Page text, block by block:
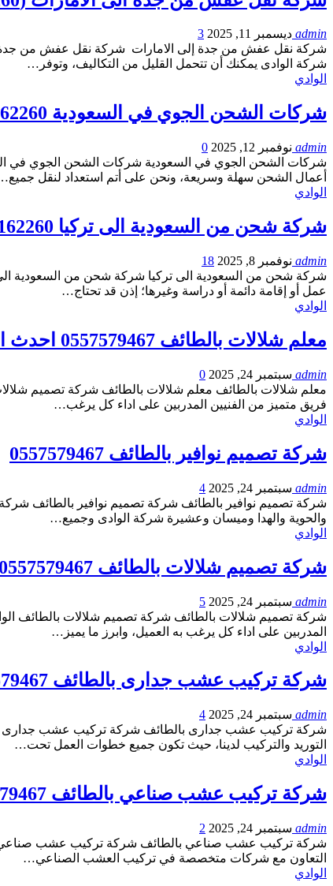
admin ديسمبر 11, 2025
3
شركة نقل عفش من جدة إلى الامارات شركة نقل عفش من جدة
شركة الوادى يمكنك أن تتحمل القليل من التكاليف، وتوفر…
الوادي
شركات الشحن الجوي في السعودية 0561162260
admin نوفمبر 12, 2025
0
شركات الشحن الجوي في السعودية شركات الشحن الجوي في
أعمال الشحن سهلة وسريعة، ونحن على أتم استعداد لنقل
الوادي
شركة شحن من السعودية الى تركيا 0561162260
admin نوفمبر 8, 2025
18
شركة شحن من السعودية الى تركيا شركة شحن من السعودية الى
عمل أو إقامة دائمة أو دراسة وغيرها؛ إذن قد تحتاج…
الوادي
معلم شلالات بالطائف 0557579467 احدث التصميمات
admin سبتمبر 24, 2025
0
معلم شلالات بالطائف معلم شلالات بالطائف شركة تصميم
فريق متميز من الفنيين المدربين على اداء كل يرغب…
الوادي
شركة تصميم نوافير بالطائف 0557579467
admin سبتمبر 24, 2025
4
شركة تصميم نوافير بالطائف شركة تصميم نوافير بالطائف
والحوية والهدا وميسان وعشيرة شركة الوادى وجميع…
الوادي
شركة تصميم شلالات بالطائف 0557579467
admin سبتمبر 24, 2025
5
شركة تصميم شلالات بالطائف شركة تصميم شلالات بالطائف
المدربين على اداء كل يرغب به العميل، وابرز ما يميز…
الوادي
شركة تركيب عشب جدارى بالطائف 0557579467
admin سبتمبر 24, 2025
4
شركة تركيب عشب جدارى بالطائف شركة تركيب عشب جدارى
التوريد والتركيب لدينا، حيث تكون جميع خطوات العمل تحت…
الوادي
شركة تركيب عشب صناعي بالطائف 0557579467
admin سبتمبر 24, 2025
2
شركة تركيب عشب صناعي بالطائف شركة تركيب عشب صناعي
التعاون مع شركات متخصصة في تركيب العشب الصناعي…
الوادي